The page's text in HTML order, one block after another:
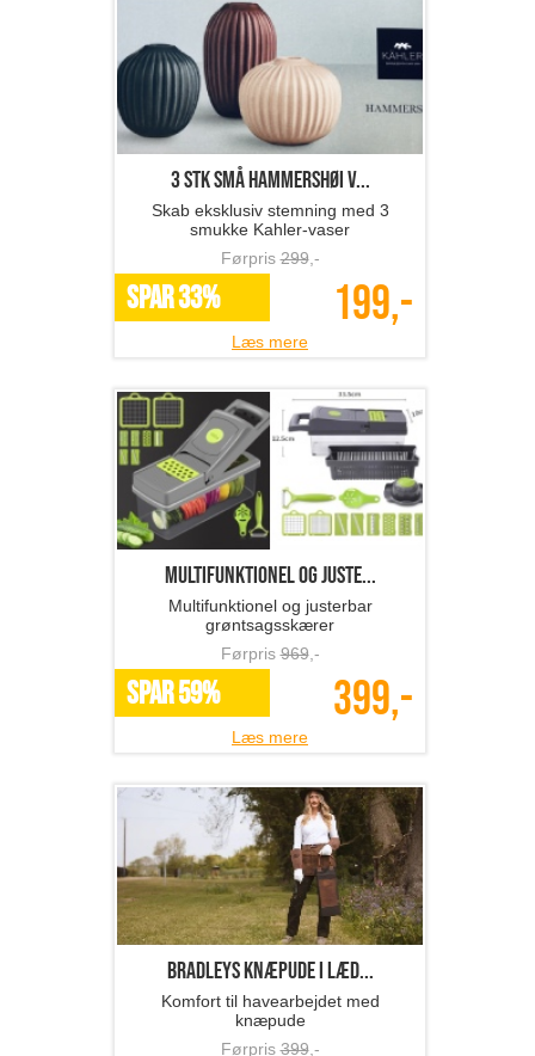
3 stk små Hammershøi v...
Skab eksklusiv stemning med 3
smukke Kahler-vaser
Førpris299,-
SPAR 33% 199,-
Læs mere
Multifunktionel og juste...
Multifunktionel og justerbar
grøntsagsskærer
Førpris969,-
SPAR 59% 399,-
Læs mere
BRADLEYS knæpude i læd...
Komfort til havearbejdet med
knæpude
Førpris399,-